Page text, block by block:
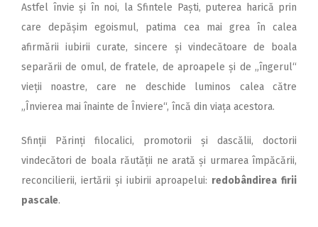
Astfel învie și în noi, la Sfintele Paști, puterea harică prin
care depășim egoismul, patima cea mai grea în calea
afirmării iubirii curate, sincere și vindecătoare de boala
separării de omul, de fratele, de aproapele și de „îngerul“
vieții noastre, care ne deschide luminos calea către
„Învierea mai înainte de Înviere“, încă din viața acestora.
Sfinții Părinți filocalici, promotorii și dascălii, doctorii
vindecători de boala răutății ne arată și urmarea împăcării,
reconcilierii, iertării și iubirii aproapelui: redobândirea firii
pascale.